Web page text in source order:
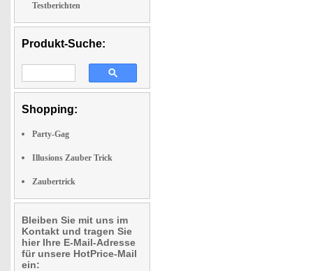
Testberichten
Produkt-Suche:
Shopping:
Party-Gag
Illusions Zauber Trick
Zaubertrick
Bleiben Sie mit uns im
Kontakt und tragen Sie
hier Ihre E-Mail-Adresse
für unsere HotPrice-Mail
ein: